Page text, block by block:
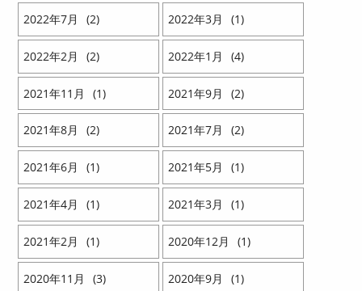
2022 7 2 2022 3 1
2022 2 2 2022 1 4
2021 11 1 2021 9 2
2021 8 2 2021 7 2
2021 6 1 2021 5 1
2021 4 1 2021 3 1
2021 2 1 2020 12 1
2020 11 3 2020 9 1